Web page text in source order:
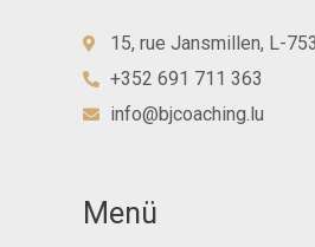
15, rue Jansmillen, L-
+352 691 711 363
info@bjcoaching.lu
Menü